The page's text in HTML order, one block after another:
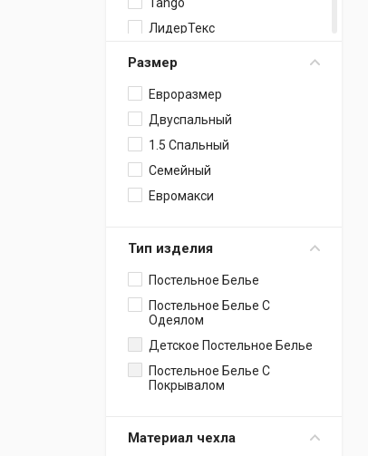
ЛидерТекс
Размер
Евроразмер
Двуспальный
1.5 Спальный
Семейный
Евромакси
Тип изделия
Постельное Белье
Постельное Белье С
Одеялом
Детское Постельное Белье
Постельное Белье С
Покрывалом
Материал чехла